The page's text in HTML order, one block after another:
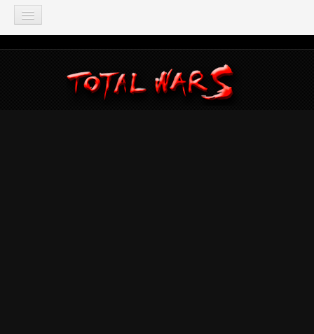
TOTAL WAR
Total War: Three Kingdoms
Total War: Warhammer